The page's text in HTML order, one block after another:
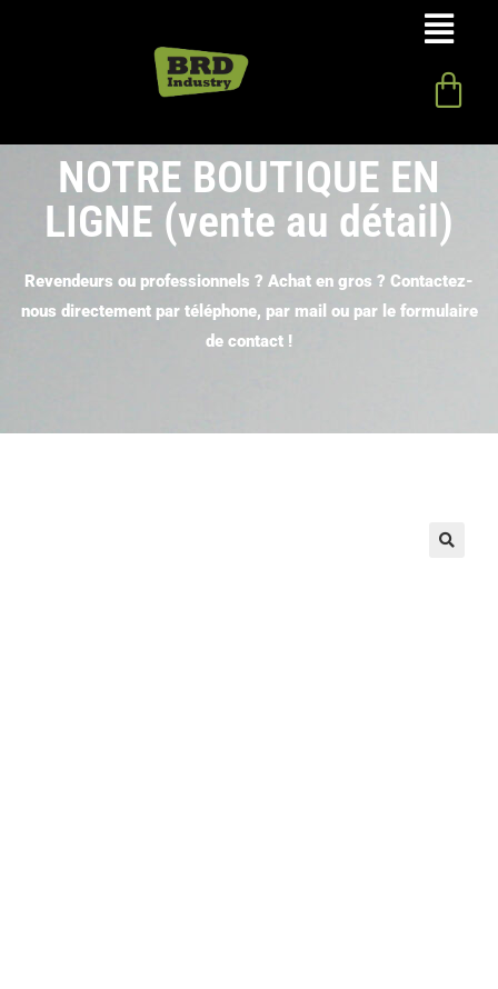
NOTRE BOUTIQUE EN
LIGNE (vente au détail)
Revendeurs ou professionnels ? Achat en gros ? Contactez-
nous directement par téléphone, par mail ou par le formulaire
de contact !